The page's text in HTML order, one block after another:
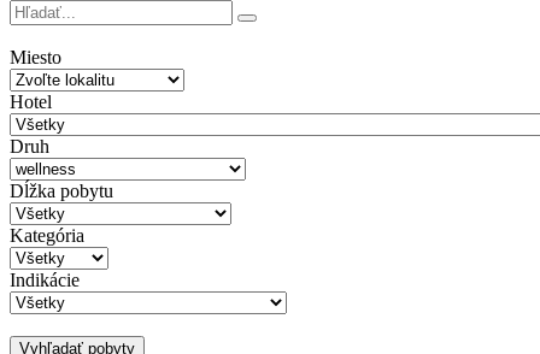
Miesto
Hotel
Druh
Dĺžka pobytu
Kategória
Indikácie
Vyhľadať pobyty